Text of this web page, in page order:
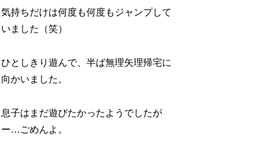
気持ちだけは何度も何度もジャンプして
いました（笑）
ひとしきり遊んで、半ば無理矢理帰宅に
向かいました。
息子はまだ遊びたかったようでしたが
ー…ごめんよ。